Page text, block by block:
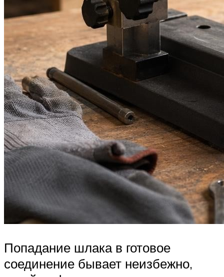
Попадание шлака в готовое
соединение бывает неизбежно,